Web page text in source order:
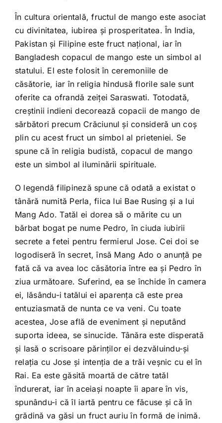
În cultura orientală, fructul de mango este asociat
cu divinitatea, iubirea și prosperitatea. În India,
Pakistan și Filipine este fruct național, iar în
Bangladesh copacul de mango este un simbol al
statului. El este folosit în ceremoniile de
căsătorie, iar în religia hindusă florile sale sunt
oferite ca ofrandă zeiței Saraswati. Totodată,
creștinii indieni decorează copacii de mango de
sărbători precum Crăciunul și consideră un coș
plin cu acest fruct un simbol al prieteniei. Se
spune că în religia budistă, copacul de mango
este un simbol al iluminării spirituale.
O legendă filipineză spune că odată a existat o
tânără numită Perla, fiica lui Bae Rusing și a lui
Mang Ado. Tatăl ei dorea să o mărite cu un
bărbat bogat pe nume Pedro, în ciuda iubirii
secrete a fetei pentru fermierul Jose. Cei doi se
logodiseră în secret, însă Mang Ado o anunță pe
fată că va avea loc căsătoria între ea și Pedro în
ziua următoare. Suferind, ea se închide în camera
ei, lăsându-i tatălui ei aparența că este prea
entuziasmată de nunta ce va veni. Cu toate
acestea, Jose află de eveniment și neputând
suporta ideea, se sinucide. Tânăra este disperată
și lasă o scrisoare părinților ei dezvăluindu-și
relația cu Jose și intenția de a trăi veșnic cu el în
Rai. Ea este găsită moartă de către tatăl
îndurerat, iar în aceiași noapte îi apare în vis,
spunându-i că îl iartă pentru ce făcuse și că în
grădină va găsi un fruct auriu în formă de inimă.